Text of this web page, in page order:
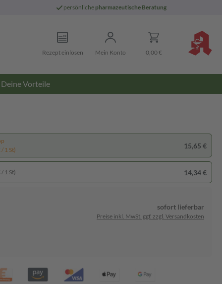
persönliche pharmazeutische Beratung
Rezept einlösen Mein Konto 0,00 €
Deine Vorteile
1 St)
15,65 €
1 St) 14,34 €
sofort lieferbar
Preise inkl. MwSt. ggf. zzgl. Versandkosten